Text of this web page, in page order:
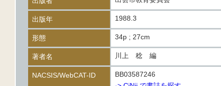
出版年 1988.3
形態 34p ; 27cm
著者名 川上 稔 編
NACSIS/WebCAT-ID
BB03587246